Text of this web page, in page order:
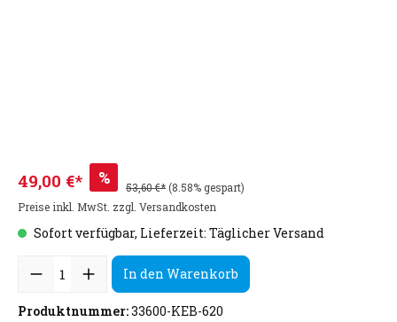
49,00 €* % 53,60 €*(8.58% gespart)
Preise inkl. MwSt. zzgl. Versandkosten
Sofort verfügbar, Lieferzeit: Täglicher Versand
In den Warenkorb
Produktnummer:33600-KEB-620